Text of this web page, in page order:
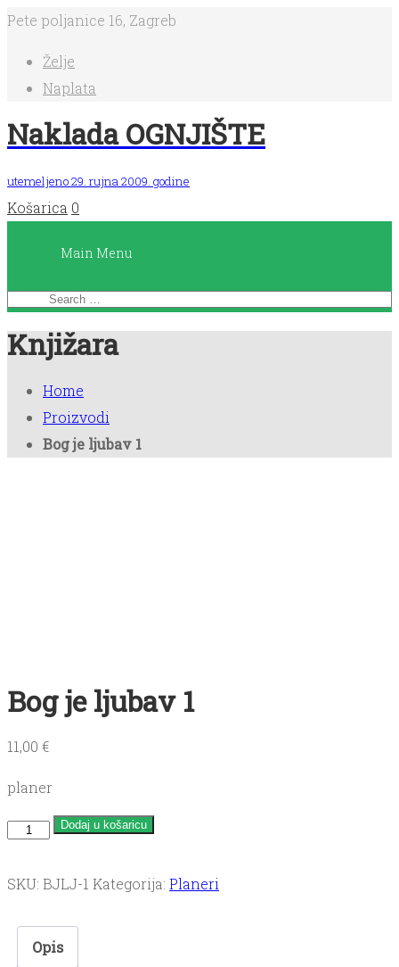
Pete poljanice 16, Zagreb
Želje
Naplata
Naklada OGNJIŠTE
utemeljeno 29. rujna 2009. godine
Košarica 0
Main Menu
Menu
Početna
Knjige
čitanja
Planeri
Bookica
Knjižara
Home
Proizvodi
Bog je ljubav 1
Bog je ljubav 1
11,00 €
planer
Bog
ljubav
količina
Dodaj u košaricu
SKU: BJLJ-1 Kategorija: Planeri
Opis